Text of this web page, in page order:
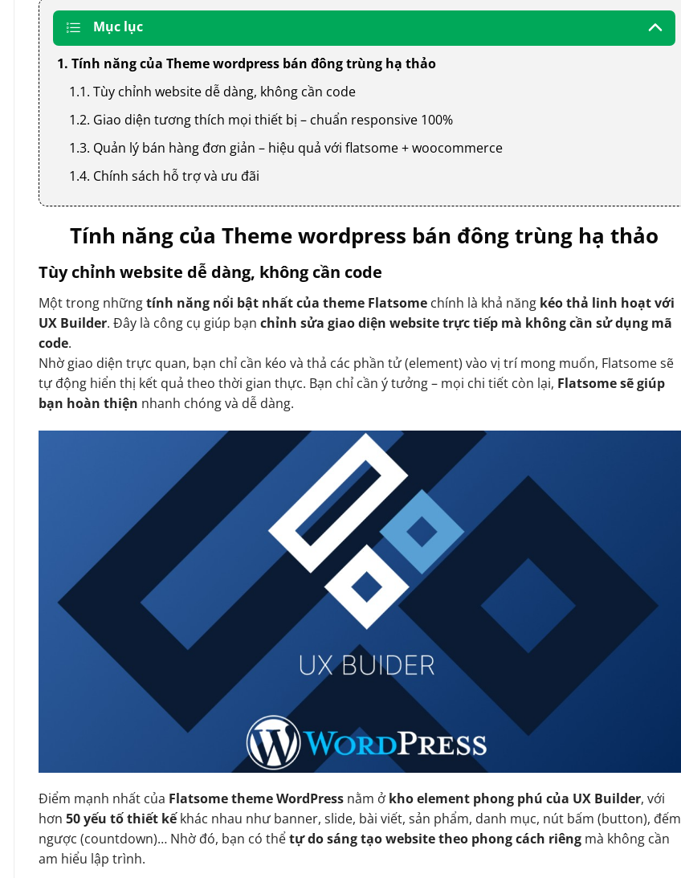
Mục lục
1. Tính năng của Theme wordpress bán đông trùng hạ thảo
1.1. Tùy chỉnh website dễ dàng, không cần code
1.2. Giao diện tương thích mọi thiết bị – chuẩn responsive 100%
1.3. Quản lý bán hàng đơn giản – hiệu quả với flatsome + woocommerce
1.4. Chính sách hỗ trợ và ưu đãi
Tính năng của Theme wordpress bán đông trùng hạ thảo
Tùy chỉnh website dễ dàng, không cần code
Một trong nhữngtính năng nổi bật nhất của theme Flatsome chính là khả năng kéo thả linh hoạt với
UX Builder. Đây là công cụ giúp bạn chỉnh sửa giao diện website trực tiếp mà không cần sử dụng mã
code.
Nhờ giao diện trực quan, bạn chỉ cần kéo và thả các phần tử (element) vào vị trí mong muốn, Flatsome sẽ
tự động hiển thị kết quả theo thời gian thực. Bạn chỉ cần ý tưởng – mọi chi tiết còn lại, Flatsome sẽ giúp
bạn hoàn thiện nhanh chóng và dễ dàng.
Điểm mạnh nhất của Flatsome theme WordPress nằm ở kho element phong phú của UX Builder, với
hơn 50 yếu tố thiết kếkhác nhau như banner, slide, bài viết, sản phẩm, danh mục, nút bấm (button), đếm
ngược (countdown)… Nhờ đó, bạn có thểtự do sáng tạo website theo phong cách riêng mà không cần
am hiểu lập trình.